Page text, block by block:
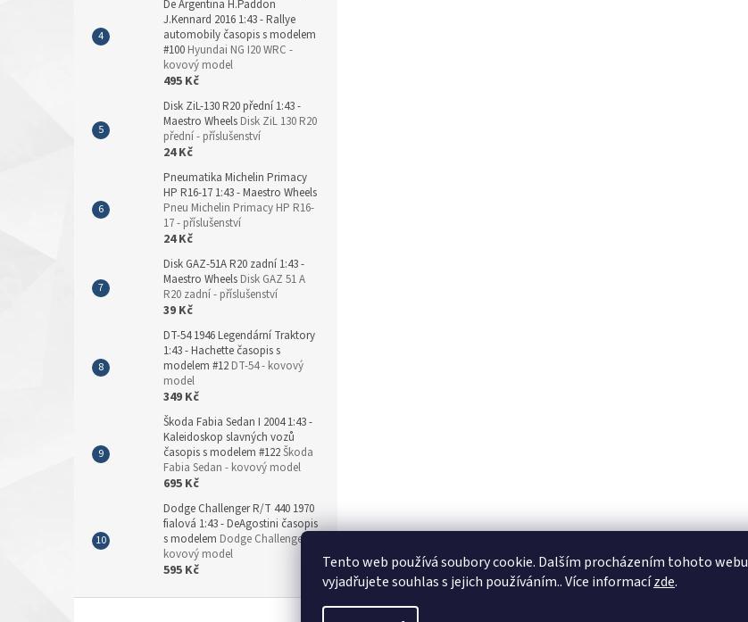
Tento web používá soubory cookie. Dalším procházením tohoto webu
vyjadřujete souhlas s jejich používáním.. Více informacízde.
De Argentina H.Paddon
J.Kennard 2016 1:43 - Rallye
automobily časopis s modelem
#100 Hyundai NG I20 WRC -
kovový model
495 Kč
Disk ZiL-130 R20 přední 1:43 -
Maestro Wheels Disk ZiL 130 R20
přední - příslušenství
24 Kč
Pneumatika Michelin Primacy
HP R16-17 1:43 - Maestro Wheels
Pneu Michelin Primacy HP R16-
17 - příslušenství
24 Kč
Disk GAZ-51A R20 zadní 1:43 -
Maestro Wheels Disk GAZ 51 A
R20 zadní - příslušenství
39 Kč
DT-54 1946 Legendární Traktory
1:43 - Hachette časopis s
modelem #12 DT-54 - kovový
model
349 Kč
Škoda Fabia Sedan I 2004 1:43 -
Kaleidoskop slavných vozů
časopis s modelem #122Škoda
Fabia Sedan - kovový model
695 Kč
Dodge Challenger R/T 440 1970
fialová 1:43 - DeAgostini časopis
s modelem Dodge Challenger -
kovový model
595 Kč